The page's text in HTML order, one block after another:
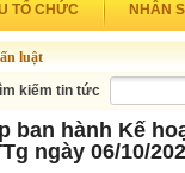
TỔ CHỨC NHÂN
luật
kiếm tin tức
ban hành Kế
ngày 06/10/